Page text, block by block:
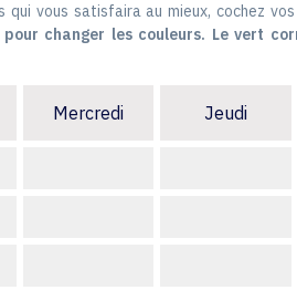
vous satisfaira au mieux, cochez
changer les couleurs. Le vert
Mercredi Jeudi